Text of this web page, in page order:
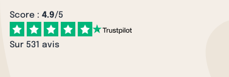
Score : 4.9/5
Sur 531 avis